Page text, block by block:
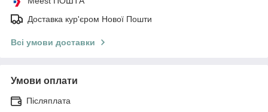
Доставка кур'єром Нової Пошти
Всі умови доставки
Умови оплати
Післяплата